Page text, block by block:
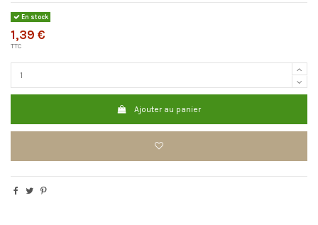
En stock
1,39 €
TTC
Ajouter au panier